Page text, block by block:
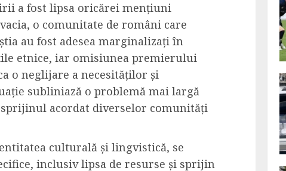
a fost lipsa oricărei mențiuni
o comunitate de români care
au fost adesea marginalizați în
etnice, iar omisiunea premierului
o neglijare a necesităților și
subliniază o problemă mai largă
sprijinul acordat diverselor comunități
culturală și lingvistică, se
inclusiv lipsa de resurse și sprijin